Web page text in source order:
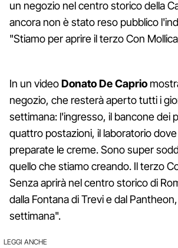
un negozio nel centro storico della
ancora non è stato reso pubblico
"Stiamo per aprire il terzo Con
In un videoDonato De Caprio
negozio, che resterà aperto tutti i
settimana: l'ingresso, il bancone dei
quattro postazioni, il laboratorio
preparate le creme. Sono super
quello che stiamo creando. Il terzo
Senza aprirà nel centro storico di
dalla Fontana di Trevi e dal
settimana".
LEGGI ANCHE